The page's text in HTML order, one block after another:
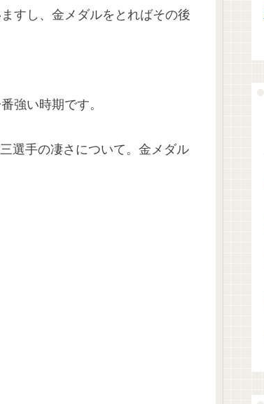
すし、金メダルをとればその後
強い時期です。
選手の凄さについて。金メダル